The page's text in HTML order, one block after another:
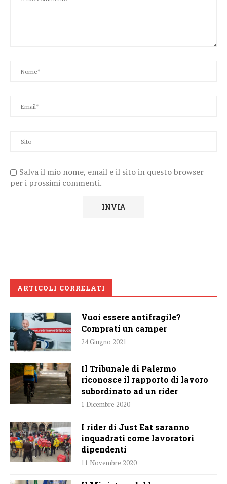
Salva il mio nome, email e il sito in questo browser
per i prossimi commenti.
ARTICOLI CORRELATI
Vuoi essere antifragile?
Comprati un camper
24 Giugno 2021
Il Tribunale di Palermo
riconosce il rapporto di lavoro
subordinato ad un rider
1 Dicembre 2020
I rider di Just Eat saranno
inquadrati come lavoratori
dipendenti
11 Novembre 2020